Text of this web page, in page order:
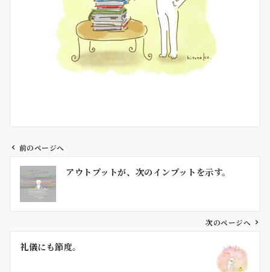
ビ
前のページへ
アウトプットが、次のインプットを示す。
次のページへ
礼儀にも節度。